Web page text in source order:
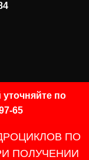
по
65
ПО
ПОЛУЧЕНИИ